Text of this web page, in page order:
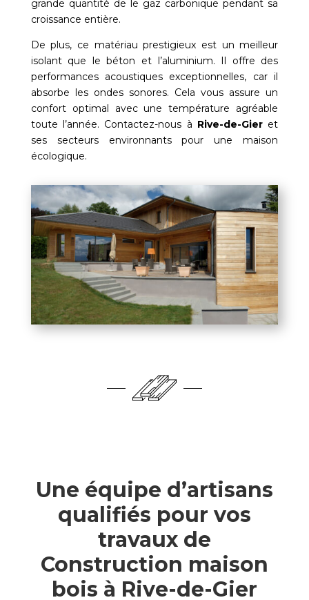
grande quantité de le gaz carbonique pendant sa
croissance entière.
De plus, ce matériau prestigieux est un meilleur
isolant que le béton et l’aluminium. Il offre des
performances acoustiques exceptionnelles, car il
absorbe les ondes sonores. Cela vous assure un
confort optimal avec une température agréable
toute l’année. Contactez-nous à Rive-de-Gieret
ses secteurs environnants pour une maison
écologique.
Une équipe d’artisans
qualifiés pour vos
travaux de
Construction maison
bois à Rive-de-Gier